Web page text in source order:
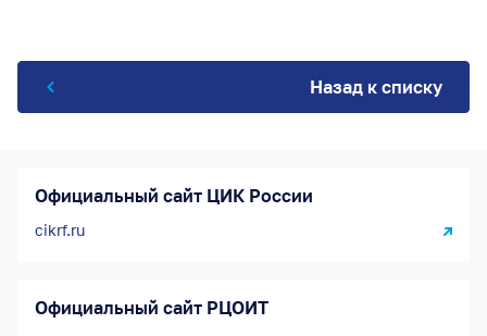
Назад к списку
Официальный сайт ЦИК России
cikrf.ru
Официальный сайт РЦОИТ